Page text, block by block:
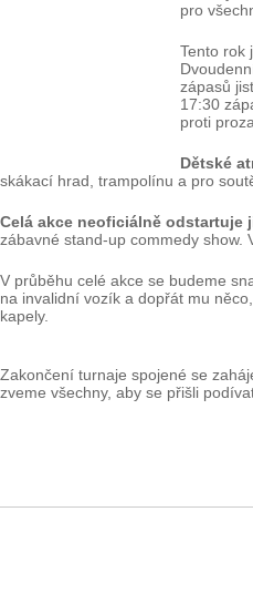
pro
Tento rok
zápasů
17:30
proti
Dětské
skákací hrad, trampolínu a pro
Celá akce neoficiálně odstartuje
zábavné stand-up commedy
V průběhu celé akce se budeme
na invalidní vozík a dopřát mu
kapely.
Zakončení turnaje spojené se
zveme všechny, aby se přišli